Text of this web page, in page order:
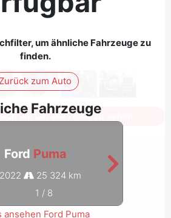
um ähnliche Fahrzeuge zu
finden.
Zurück zum Auto
Fahrzeuge
Ford Puma
2022
25 324 km
1 / 8
ansehen Ford Puma
an, um alle Fotos zu sehen